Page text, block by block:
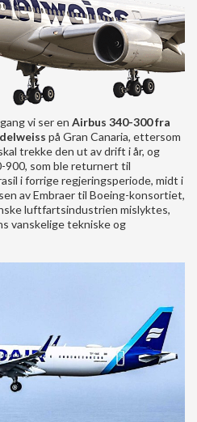
vi ser en Airbus 340-300 fra
på Gran Canaria, ettersom
trekke den ut av drift i år, og
som ble returnert til
i forrige regjeringsperiode, midt i
av Embraer til Boeing-konsortiet,
luftfartsindustrien mislyktes,
vanskelige tekniske og